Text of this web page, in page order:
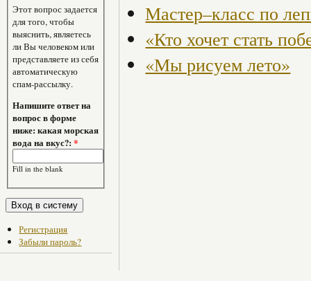
Этот вопрос задается
для того, чтобы
выяснить, являетесь
ли Вы человеком или
представляете из себя
автоматическую
спам-рассылку.
Напишите ответ на
вопрос в форме
ниже: какая морская
вода на вкус?:*
Fill in the blank
Регистрация
Забыли пароль?
Мастер–класс по
«Кто хочет стать
«Мы рисуем лето»